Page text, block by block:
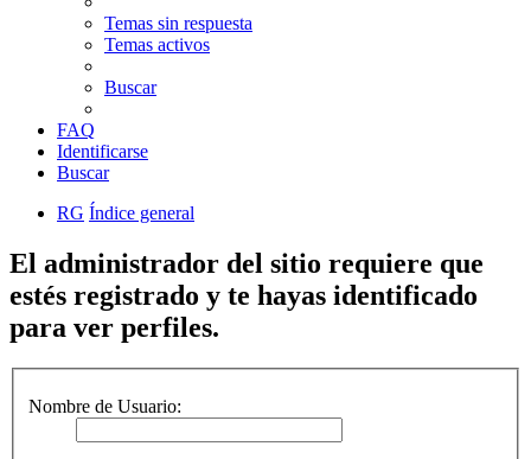
Temas sin respuesta
Temas activos
Buscar
FAQ
Identificarse
Buscar
RG Índice general
El administrador del sitio requiere que
estés registrado y te hayas identificado
para ver perfiles.
Nombre de Usuario: